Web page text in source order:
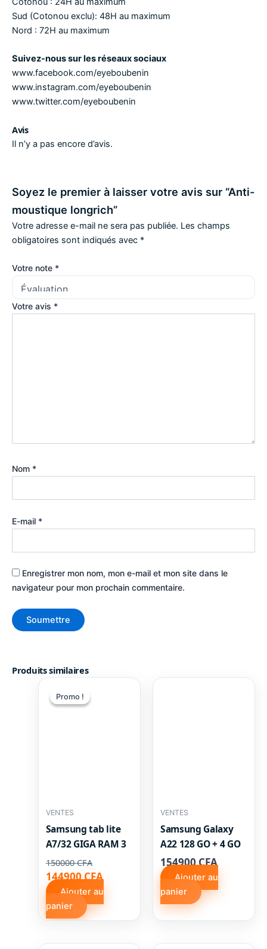
Sud (Cotonou exclu): 48H au maximum
Nord : 72H au maximum
Suivez-nous sur les réseaux sociaux
www.facebook.com/eyeboubenin
www.instagram.com/eyeboubenin
www.twitter.com/eyeboubenin
Avis
Il n’y a pas encore d’avis.
Soyez le premier à laisser votre avis sur “Anti-
moustique longrich”
Votre adresse e-mail ne sera pas publiée. Les champs
obligatoires sont indiqués avec *
Votre note *
Votre avis *
Nom *
E-mail *
Enregistrer mon nom, mon e-mail et mon site dans le
navigateur pour mon prochain commentaire.
Produits similaires
Promo !
Promo !
VENTES
Samsung tab lite
A7/32 GIGA RAM 3
150000CFA
Le
prix
initial
était :
144900CFALe
prix
actuel
Ajouter au
panier
VENTES
Samsung Galaxy
A22 128 GO + 4 GO
154900CFA
Ajouter au
panier